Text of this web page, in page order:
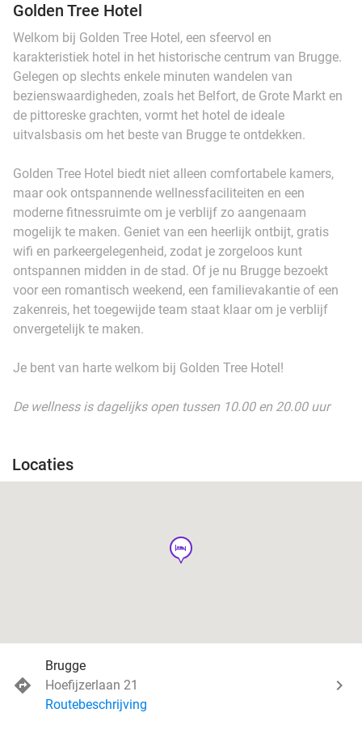
Golden Tree Hotel
Welkom bij Golden Tree Hotel, een sfeervol en
karakteristiek hotel in het historische centrum van Brugge.
Gelegen op slechts enkele minuten wandelen van
bezienswaardigheden, zoals het Belfort, de Grote Markt en
de pittoreske grachten, vormt het hotel de ideale
uitvalsbasis om het beste van Brugge te ontdekken.
Golden Tree Hotel biedt niet alleen comfortabele kamers,
maar ook ontspannende wellnessfaciliteiten en een
moderne fitnessruimte om je verblijf zo aangenaam
mogelijk te maken. Geniet van een heerlijk ontbijt, gratis
wifi en parkeergelegenheid, zodat je zorgeloos kunt
ontspannen midden in de stad. Of je nu Brugge bezoekt
voor een romantisch weekend, een familievakantie of een
zakenreis, het toegewijde team staat klaar om je verblijf
onvergetelijk te maken.
Je bent van harte welkom bij Golden Tree Hotel!
De wellness is dagelijks open tussen 10.00 en 20.00 uur
Locaties
hotel
Brugge
Hoefijzerlaan 21
Routebeschrijving